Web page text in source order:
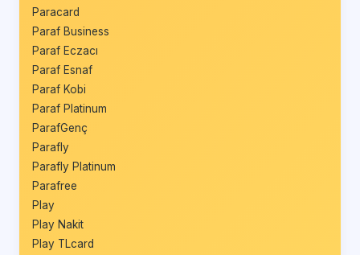
Paracard
Paraf Business
Paraf Eczacı
Paraf Esnaf
Paraf Kobi
Paraf Platinum
ParafGenç
Parafly
Parafly Platinum
Parafree
Play
Play Nakit
Play TLcard